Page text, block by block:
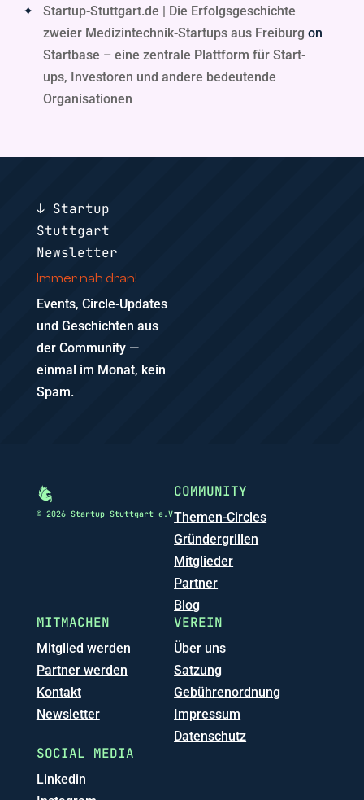
Startup-Stuttgart.de | Die Erfolgsgeschichte
zweier Medizintechnik-Startups aus Freiburg on
Startbase – eine zentrale Plattform für Start-
ups, Investoren und andere bedeutende
Organisationen
↓ Startup
Stuttgart
Newsletter
Immer nah dran!
Events, Circle-Updates
und Geschichten aus
der Community —
einmal im Monat, kein
Spam.
© 2026 Startup Stuttgart e.V
COMMUNITY
Themen-Circles
Gründergrillen
Mitglieder
Partner
Blog
MITMACHEN
Mitglied werden
Partner werden
Kontakt
Newsletter
VEREIN
Über uns
Satzung
Gebührenordnung
Impressum
Datenschutz
SOCIAL MEDIA
Linkedin